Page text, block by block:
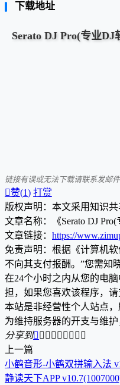
下载地址
Serato DJ Pro(专业DJ
链接有误或无法下载请联系发邮件
赞(1) 打赏
版权声明：本文采用知识
文章名称：《Serato DJ Pro(
文章链接： https://
免责声明：根据《计算机
不向其支付报酬。”您需知
在24个小时之内从您的电
担，如果您喜欢该程序，
本站是非经营性个人站点
为维持服务器的开支与维护
分享到        
上一篇
小鹤音形-小鹤双拼输入法
静读天下APP